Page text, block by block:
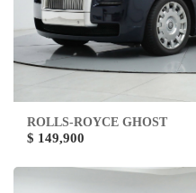
ROLLS-ROYCE GHOST
$ 149,900